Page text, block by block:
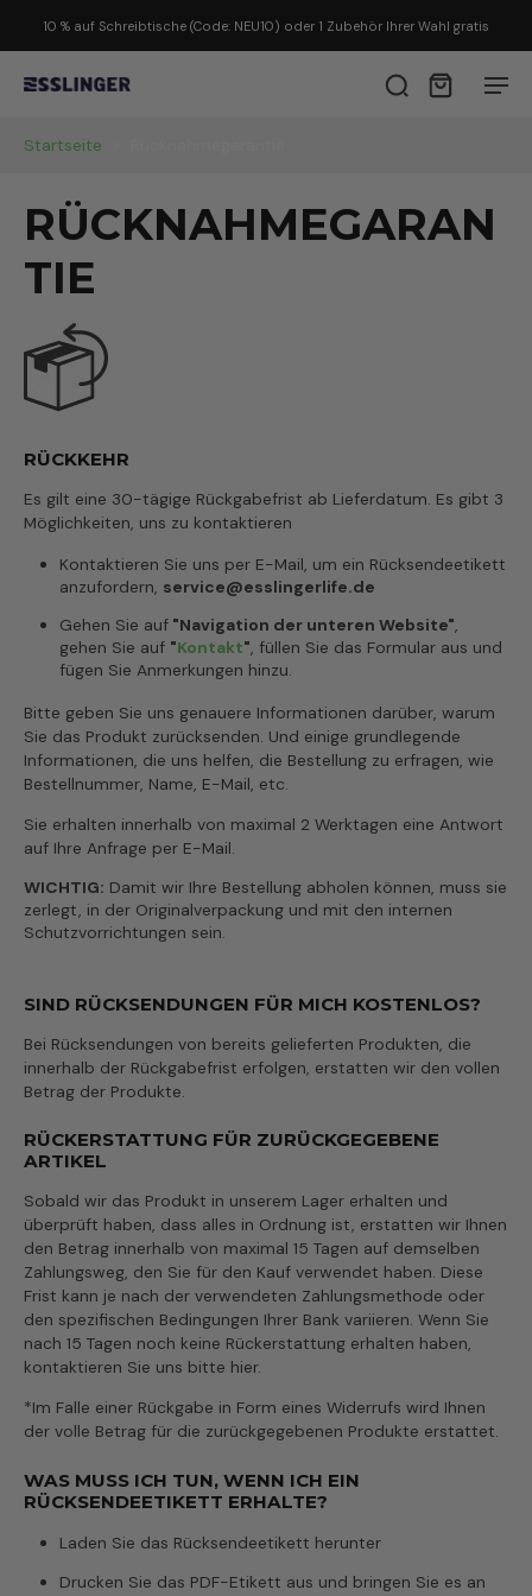
10 % auf Schreibtische (Code: NEU10) oder 1 Zubehör Ihrer Wahl gratis
Startseite
RÜCKNAHMEGARAN
TIE
RÜCKKEHR
Es gilt eine 30-tägige Rückgabefrist ab Lieferdatum. Es gibt 3
Möglichkeiten, uns zu kontaktieren
Kontaktieren Sie uns per E-Mail, um ein Rücksendeetikett
anzufordern, service@esslingerlife.de
Gehen Sie auf "Navigation der unteren Website",
gehen Sie auf "Kontakt", füllen Sie das Formular aus und
fügen Sie Anmerkungen hinzu.
Bitte geben Sie uns genauere Informationen darüber, warum
Sie das Produkt zurücksenden. Und einige grundlegende
Informationen, die uns helfen, die Bestellung zu erfragen, wie
Bestellnummer, Name, E-Mail, etc.
Sie erhalten innerhalb von maximal 2 Werktagen eine Antwort
auf Ihre Anfrage per E-Mail.
WICHTIG: Damit wir Ihre Bestellung abholen können, muss sie
zerlegt, in der Originalverpackung und mit den internen
Schutzvorrichtungen sein.
SIND RÜCKSENDUNGEN FÜR MICH KOSTENLOS?
Bei Rücksendungen von bereits gelieferten Produkten, die
innerhalb der Rückgabefrist erfolgen, erstatten wir den vollen
Betrag der Produkte.
RÜCKERSTATTUNG FÜR ZURÜCKGEGEBENE
ARTIKEL
Sobald wir das Produkt in unserem Lager erhalten und
überprüft haben, dass alles in Ordnung ist, erstatten wir Ihnen
den Betrag innerhalb von maximal 15 Tagen auf demselben
Zahlungsweg, den Sie für den Kauf verwendet haben. Diese
Frist kann je nach der verwendeten Zahlungsmethode oder
den spezifischen Bedingungen Ihrer Bank variieren. Wenn Sie
nach 15 Tagen noch keine Rückerstattung erhalten haben,
kontaktieren Sie uns bitte hier.
*Im Falle einer Rückgabe in Form eines Widerrufs wird Ihnen
der volle Betrag für die zurückgegebenen Produkte erstattet.
WAS MUSS ICH TUN, WENN ICH EIN
RÜCKSENDEETIKETT ERHALTE?
Laden Sie das Rücksendeetikett herunter
Drucken Sie das PDF-Etikett aus und bringen Sie es an